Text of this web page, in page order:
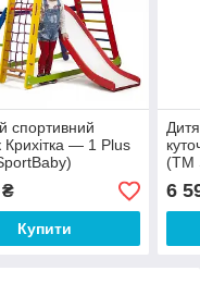
спортивний
Крихітка — 1 Plus
Купити
(ТМ
6